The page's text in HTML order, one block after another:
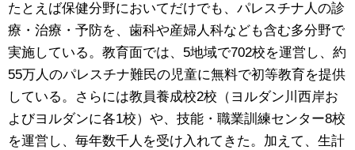
たとえば保健分野においてだけでも、パレスチナ人の診
療・治療・予防を、歯科や産婦人科なども含む多分野で
実施している。教育面では、5地域で702校を運営し、約
55万人のパレスチナ難民の児童に無料で初等教育を提供
している。さらには教員養成校2校（ヨルダン川西岸お
よびヨルダンに各1校）や、技能・職業訓練センター8校
を運営し、毎年数千人を受け入れてきた。加えて、生計